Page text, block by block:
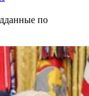
по